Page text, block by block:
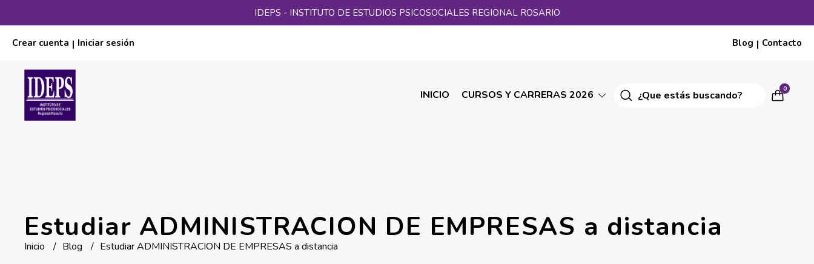
IDEPS - INSTITUTO DE ESTUDIOS PSICOSOCIALES REGIONAL ROSARIO
Crear cuenta | Iniciar sesión Blog | Contacto
INICIO CURSOS Y CARRERAS 2026 0
Estudiar ADMINISTRACION DE EMPRESAS a distancia
Inicio Blog Estudiar ADMINISTRACION DE EMPRESAS a distancia